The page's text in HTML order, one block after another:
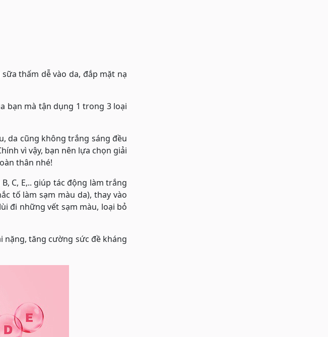
thấm dễ vào da, đắp mặt nạ
bạn mà tận dụng 1 trong 3 loại
da cũng không trắng sáng đều
vì vậy, bạn nên lựa chọn giải
thân nhé!
C, E,.. giúp tác động làm trắng
tố làm sạm màu da), thay vào
đi những vết sạm màu, loại bỏ
nặng, tăng cường sức đề kháng